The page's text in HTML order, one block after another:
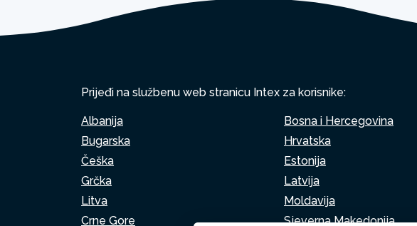
Prijeđi na službenu web stranicu Intex za korisnike:
Albanija
Bosna i Hercegovina
Bugarska
Hrvatska
Češka
Estonija
Grčka
Latvija
Litva
Moldavija
Crne Gore
Sjeverna Makedonija